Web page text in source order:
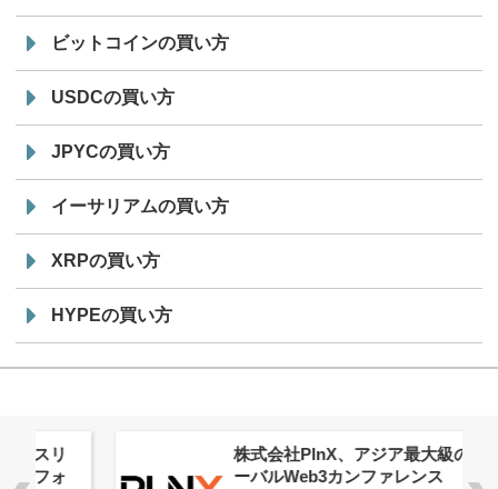
ビットコインの買い方
USDCの買い方
JPYCの買い方
イーサリアムの買い方
XRPの買い方
HYPEの買い方
株式会社PlnX、アジア最大級のグロ
ーバルWeb3カンファレンス